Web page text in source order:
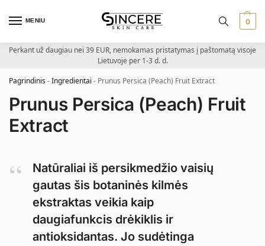
MENIU 0
Perkant už daugiau nei 39 EUR, nemokamas pristatymas į paštomatą visoje
Lietuvoje per 1-3 d. d.
Pagrindinis-Ingredientai - Prunus Persica (Peach) Fruit Extract
Prunus Persica (Peach) Fruit
Extract
Natūraliai iš persikmedžio vaisių
gautas šis botaninės kilmės
ekstraktas veikia kaip
daugiafunkcis drėkiklis ir
antioksidantas. Jo sudėtinga